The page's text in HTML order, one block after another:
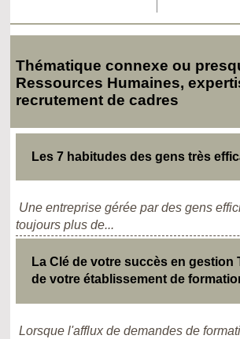
Thématique connexe ou
Ressources Humaines,
recrutement de cadres
Les 7 habitudes des gens très
Une entreprise gérée par des gens
toujours plus de...
La Clé de votre succès en gestion
de votre établissement de
Lorsque l'afflux de demandes de